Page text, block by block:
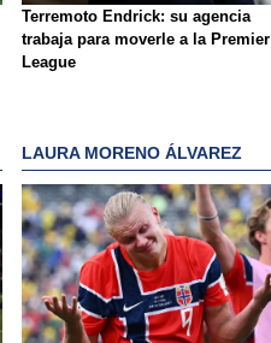
Terremoto Endrick: su agencia
trabaja para moverle a la Premier
League
LAURA MORENO ÁLVAREZ